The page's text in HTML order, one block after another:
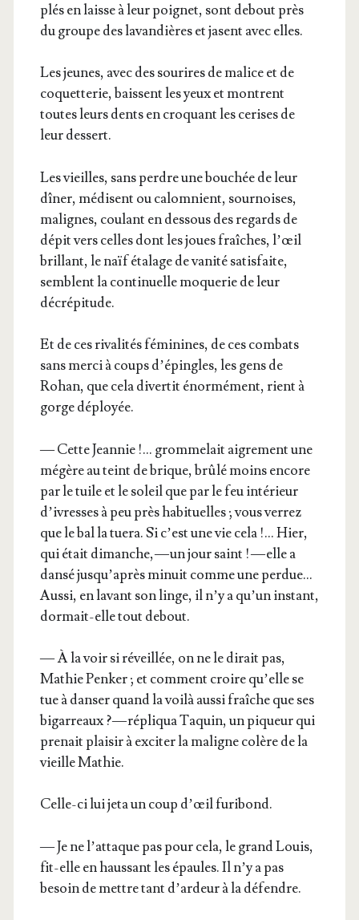
plés en laisse à leur poi­gnet, sont debout près
du groupe des lavan­dières et jasent avec elles.
Les jeunes, avec des sou­rires de malice et de
coquet­te­rie, baissent les yeux et montrent
toutes leurs dents en cro­quant les cerises de
leur dessert.
Les vieilles, sans perdre une bou­chée de leur
dîner, médisent ou calom­nient, sour­noises,
malignes, cou­lant en des­sous des regards de
dépit vers celles dont les joues fraîches, l’œil
brillant, le naïf éta­lage de vani­té satis­faite,
semblent la conti­nuelle moque­rie de leur
décrépitude.
Et de ces riva­li­tés fémi­nines, de ces com­bats
sans mer­ci à coups d’é­pingles, les gens de
Rohan, que cela diver­tit énor­mé­ment, rient à
gorge déployée.
— Cette Jean­nie !… grom­me­lait aigre­ment une
mégère au teint de brique, brû­lé moins encore
par le tuile et le soleil que par le feu inté­rieur
d’i­vresses à peu près habi­tuelles ; vous ver­rez
que le bal la tue­ra. Si c’est une vie cela !… Hier,
qui était dimanche, — un jour saint ! — elle a
dan­sé jus­qu’a­près minuit comme une per­due…
Aus­si, en lavant son linge, il n’y a qu’un ins­tant,
dor­mait-elle tout debout.
— À la voir si réveillée, on ne le dirait pas,
Mathie Pen­ker ; et com­ment croire qu’elle se
tue à dan­ser quand la voi­là aus­si fraîche que ses
bigar­reaux ? — répli­qua Taquin, un piqueur qui
pre­nait plai­sir à exci­ter la maligne colère de la
vieille Mathie.
Celle-ci lui jeta un coup d’œil furibond.
— Je ne l’at­taque pas pour cela, le grand Louis,
fit-elle en haus­sant les épaules. Il n’y a pas
besoin de mettre tant d’ar­deur à la défendre.